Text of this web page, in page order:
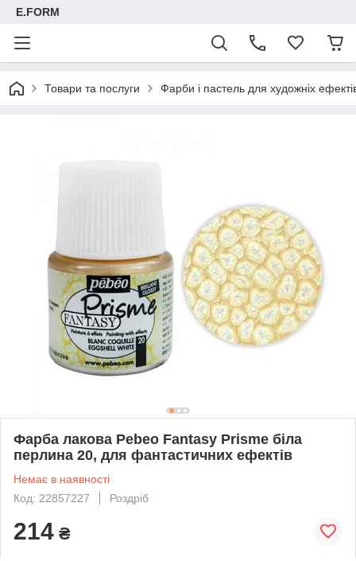
E.FORM
Товари та послуги Фарби і пастель для художніх
Фарба лакова Pebeo Fantasy Prisme біла
перлина 20, для фантастичних ефектів
Немає в наявності
Код: 22857227
Роздріб
214 ₴